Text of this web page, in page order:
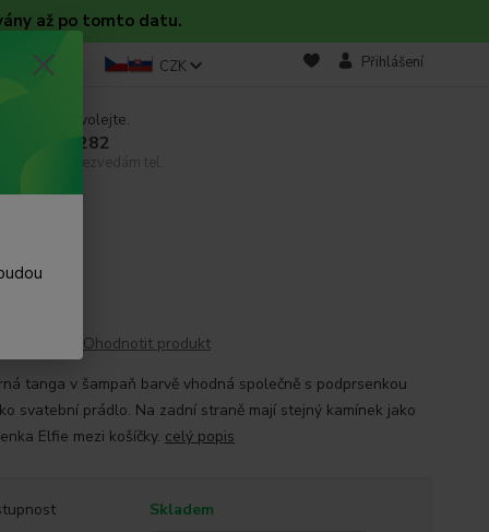
až po tomto datu.
Blog CZK Přihlášení
rady? Zavolejte.
754 282
pokud nezvedám tel.
Ohodnotit produkt
tanga v šampaň barvě vhodná společně s podprsenkou
svatební prádlo. Na zadní straně mají stejný kamínek jako
Elfie mezi košíčky. celý popis
Skladem